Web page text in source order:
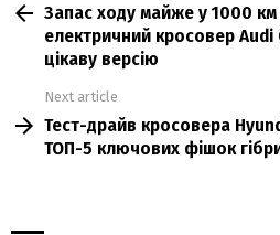
moreЗапас ходу майже у 1000
електричний кросовер Audi
цікаву версію
Next article
Тест-драйв кросовера
ТОП-5 ключових фішок